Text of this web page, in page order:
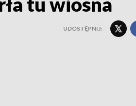
UDOSTĘPNIJ: